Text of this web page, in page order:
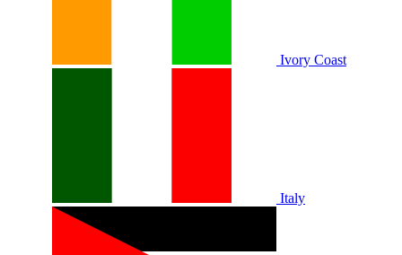
Ivory Coast
Italy